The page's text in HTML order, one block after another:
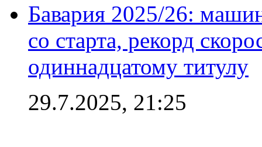
Бавария 2025/26:
со старта, рекорд
одиннадцатому титулу
29.7.2025, 21:25